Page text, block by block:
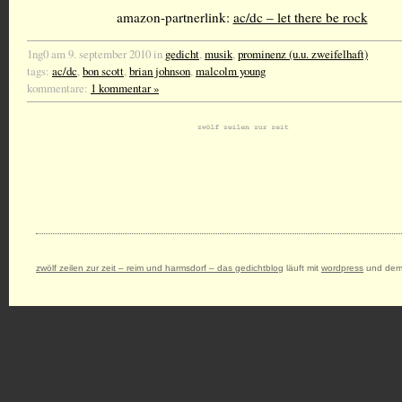
amazon-partnerlink: ac/dc – let there be rock
1ng0 am 9. september 2010 in gedicht,musik,prominenz (u.u. zweifelhaft)
tags: ac/dc,bon scott,brian johnson,malcolm young
kommentare: 1 kommentar »
zwölf zeilen zur zeit – reim und harmsdorf – das gedichtblog läuft mit wordpress und